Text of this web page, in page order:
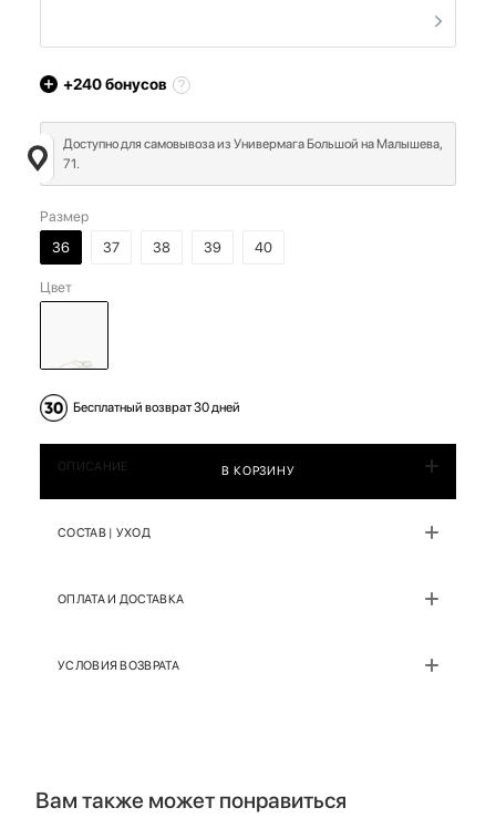
+240бонусов
Доступно для самовывоза из Универмага Большой на Малышева,
71.
Размер
36
37 38 39 40
Цвет
Бесплатный возврат 30 дней
В КОРЗИНУ
ОПИСАНИЕ
СОСТАВ | УХОД
ОПЛАТА И ДОСТАВКА
УСЛОВИЯ ВОЗВРАТА
Вам также может понравиться